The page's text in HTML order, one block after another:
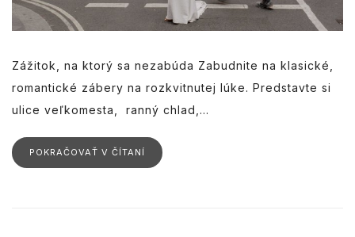
Zážitok, na ktorý sa nezabúda Zabudnite na klasické,
romantické zábery na rozkvitnutej lúke. Predstavte si
ulice veľkomesta, ranný chlad,...
POKRAČOVAŤ V ČÍTANÍ